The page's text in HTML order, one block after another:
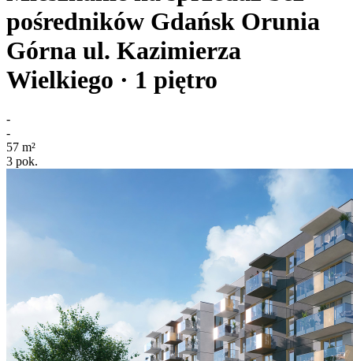
pośredników Gdańsk Orunia
Górna ul. Kazimierza
Wielkiego · 1 piętro
-
-
57 m²
3 pok.